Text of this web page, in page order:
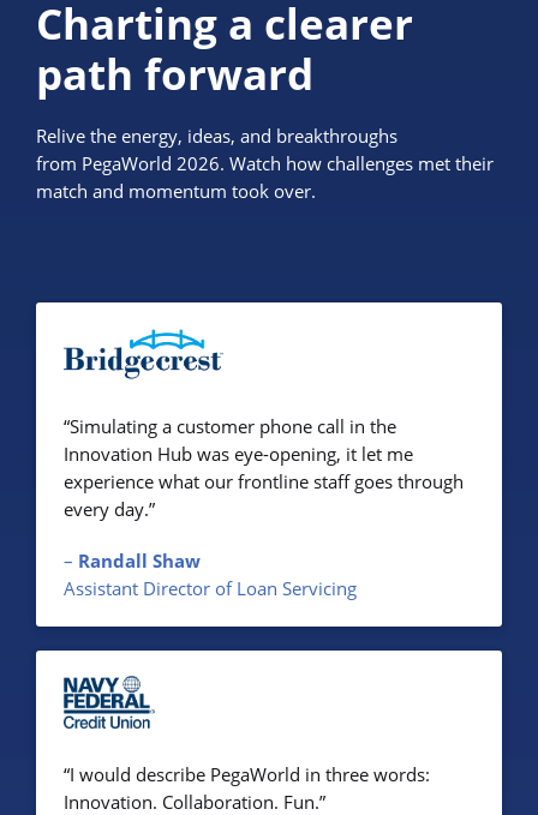
Charting a clearer
path forward
Relive the energy, ideas, and breakthroughs
from PegaWorld 2026. Watch how challenges met their
match and momentum took over.
“Simulating a customer phone call in the
Innovation Hub was eye-opening, it let me
experience what our frontline staff goes through
every day.”
– Randall Shaw
Assistant Director of Loan Servicing
“I would describe PegaWorld in three words:
Innovation. Collaboration. Fun.”